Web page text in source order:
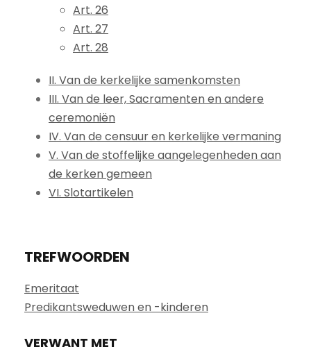
Art. 26
Art. 27
Art. 28
II. Van de kerkelijke samenkomsten
III. Van de leer, Sacramenten en andere
ceremoniën
IV. Van de censuur en kerkelijke vermaning
V. Van de stoffelijke aangelegenheden aan
de kerken gemeen
VI. Slotartikelen
TREFWOORDEN
Emeritaat
Predikantsweduwen en -kinderen
VERWANT MET